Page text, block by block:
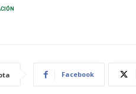
Facebook